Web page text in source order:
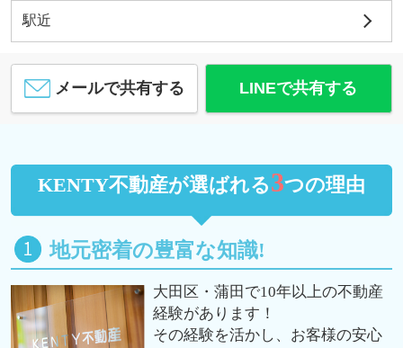
駅近
メールで共有する LINEで共有する
KENTY不動産が選ばれる3つの理由
地元密着の豊富な知識!
大田区・蒲田で10年以上の不動産
経験があります！
その経験を活かし、お客様の安心